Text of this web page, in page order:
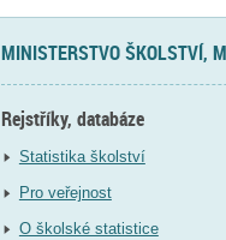
MINISTERSTVO ŠKOLSTVÍ,
Rejstříky, databáze
Statistika školství
Pro veřejnost
O školské statistice